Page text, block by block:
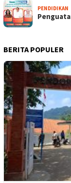
PENDIDIKAN
BERITA POPULER